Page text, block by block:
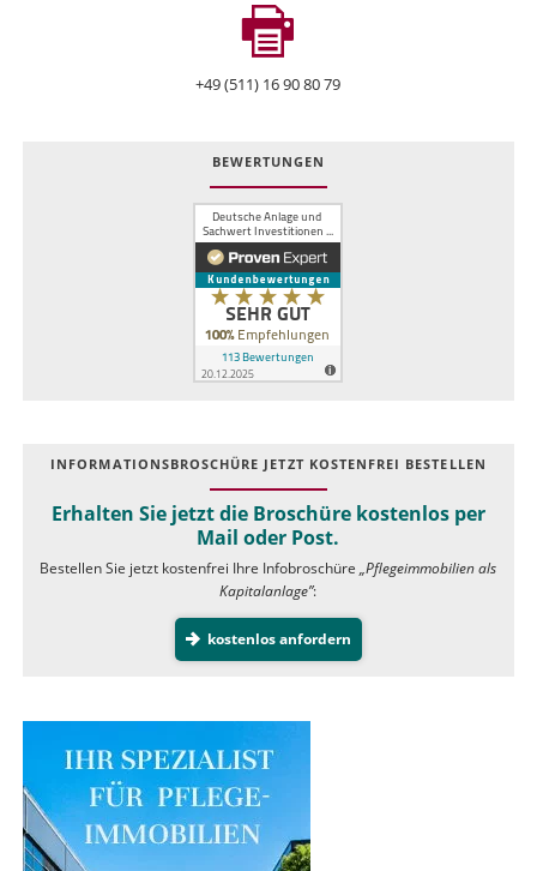
+49 (511) 16 90 80 79
BEWERTUNGEN
INFOR­MATIONS­BROSCHÜRE JETZT KOSTEN­FREI BESTELLEN
Erhalten Sie jetzt die Broschüre kostenlos per
Mail oder Post.
Bestellen Sie jetzt kostenfrei Ihre Infobroschüre„Pflegeimmobilien als
Kapitalanlage”:
kostenlos anfordern